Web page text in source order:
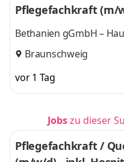
Pflegefachkraft (m/
Bethanien gGmbH –
Braunschweig
vor 1 Tag
Jobszu dieser
Pflegefachkraft /